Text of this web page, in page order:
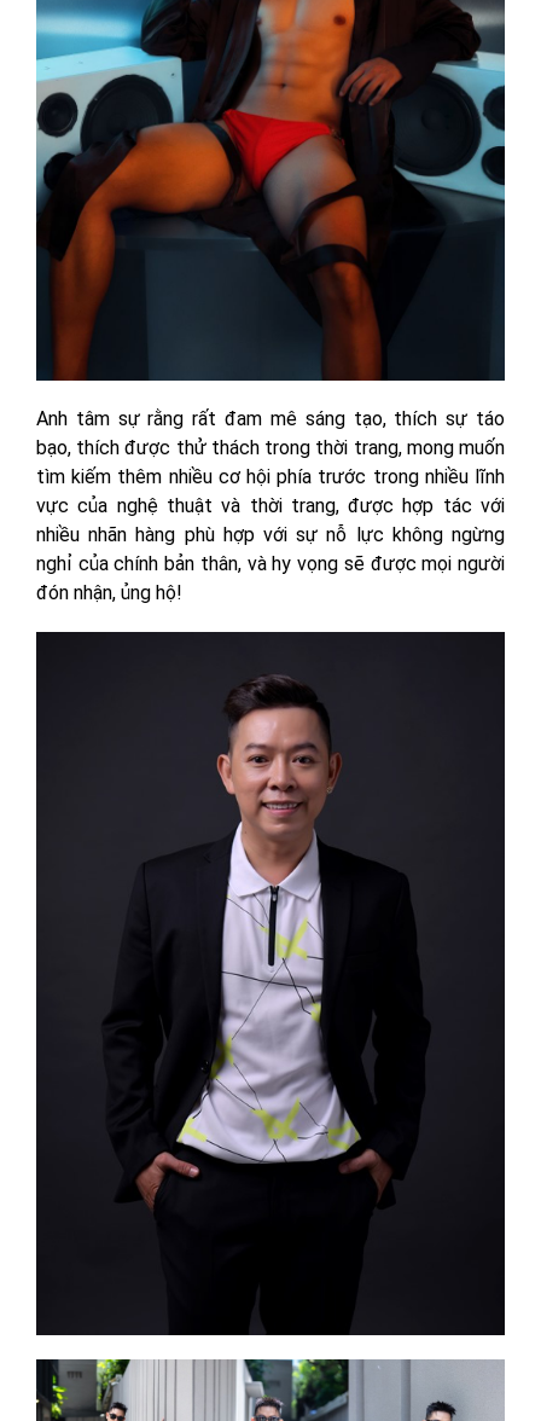
Anh tâm sự rằng rất đam mê sáng tạo, thích sự táo
bạo, thích được thử thách trong thời trang, mong muốn
tìm kiếm thêm nhiều cơ hội phía trước trong nhiều lĩnh
vực của nghệ thuật và thời trang, được hợp tác với
nhiều nhãn hàng phù hợp với sự nỗ lực không ngừng
nghỉ của chính bản thân, và hy vọng sẽ được mọi người
đón nhận, ủng hộ!